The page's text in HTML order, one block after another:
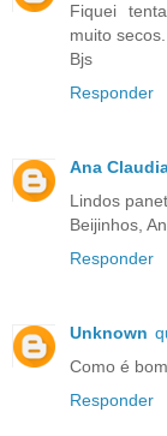
Fiquei
muito secos.
Bjs
Responder
Ana
Lindos
Beijinhos,
Responder
Unknown
Como é
Responder